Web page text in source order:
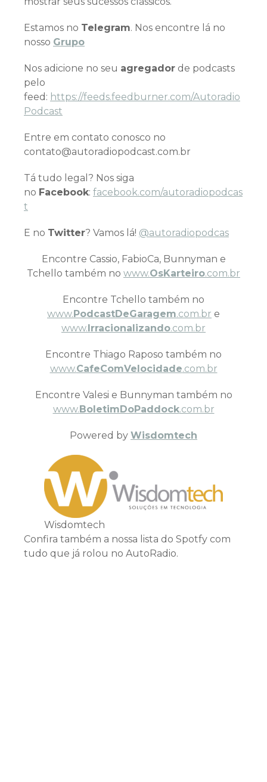
Estamos no Telegram. Nos encontre lá no
nosso Grupo
Nos adicione no seu agregador de podcasts
pelo
feed: https://feeds.feedburner.com/Autoradio
Podcast
Entre em contato conosco no
contato@autoradiopodcast.com.br
Tá tudo legal? Nos siga
no Facebook: facebook.com/autoradiopodcas
t
E no Twitter? Vamos lá! @autoradiopodcas
Encontre Cassio, FabioCa, Bunnyman e
Tchello também no www.OsKarteiro.com.br
Encontre Tchello também no
www. PodcastDeGaragem.com.br e
www. Irracionalizando.com.br
Encontre Thiago Raposo também no
www.CafeComVelocidade.com.br
Encontre Valesi e Bunnyman também no
www. BoletimDoPaddock.com.br
Powered by Wisdomtech
Wisdomtech
Confira também a nossa lista do Spotfy com
tudo que já rolou no AutoRadio.